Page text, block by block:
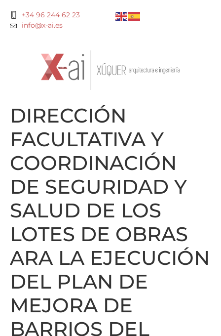
+34 96 244 62 23
info@x-ai.es
DIRECCIÓN
FACULTATIVA Y
COORDINACIÓN
DE SEGURIDAD Y
SALUD DE LOS
LOTES DE OBRAS
ARA LA EJECUCIÓN
DEL PLAN DE
MEJORA DE
BARRIOS DEL